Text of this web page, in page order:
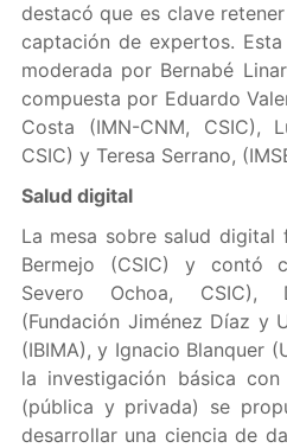
destacó que es clave
captación de expertos.
moderada por Bernabé
compuesta por Eduardo
Costa (IMN-CNM, CSIC),
CSIC) y Teresa Serrano,
Salud digital
La mesa sobre salud
Bermejo (CSIC) y contó
Severo Ochoa, CSIC),
(Fundación Jiménez Díaz y
(IBIMA), y Ignacio Blanquer
la investigación básica
(pública y privada) se
desarrollar una ciencia de